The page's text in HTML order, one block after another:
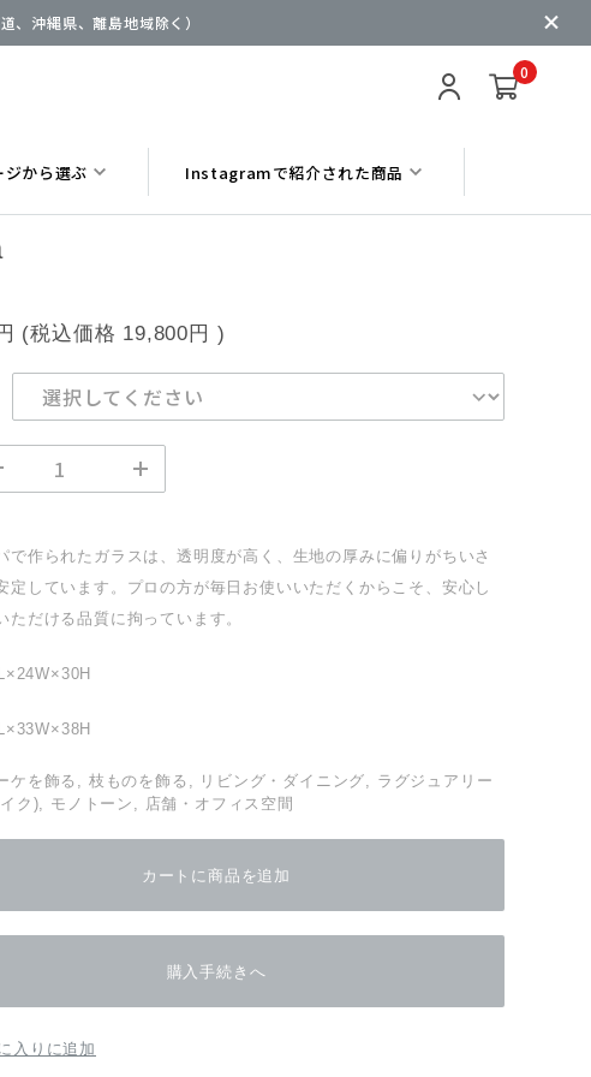
沖縄県、離島地域除く）
0
ジから選ぶ Instagramで紹介された商品
(税込価格 19,800円 )
で作られたガラスは、透明度が高く、生地の厚みに偏りがちいさ
定しています。プロの方が毎日お使いいただくからこそ、安心し
ただける品質に拘っています。
ケを飾る, 枝ものを飾る, リビング・ダイニング, ラグジュアリー
ク), モノトーン, 店舗・オフィス空間
カートに商品を追加
購入手続きへ
入りに追加